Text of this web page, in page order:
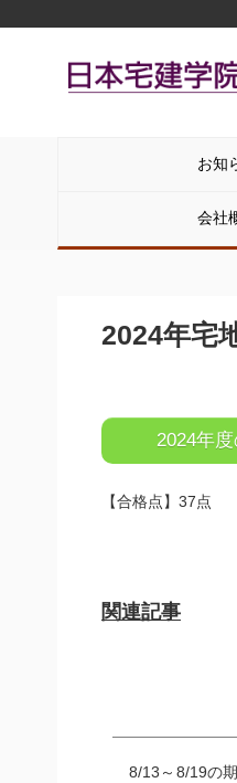
お知
会社
2024年宅
2024年
【合格点】 37点
関連記事
8/13～8/19の